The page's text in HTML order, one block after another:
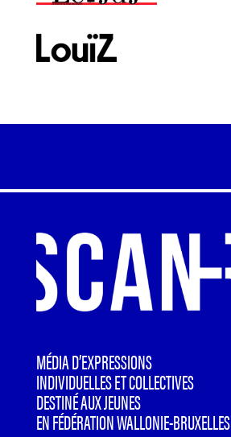
MÉDIA D’EXPRESSIONS
INDIVIDUELLES ET COLLECTIVES
DESTINÉ AUX JEUNES
EN FÉDÉRATION WALLONIE-BRUXELLES